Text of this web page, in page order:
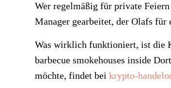
Wer regelmäßig für private
Manager gearbeitet, der Olafs für
Was wirklich funktioniert, ist die
barbecue smokehouses inside
möchte, findet bei krypto-